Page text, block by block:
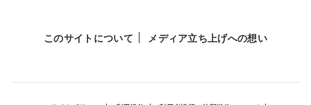
このサイトについて メディア立ち上げへの想い